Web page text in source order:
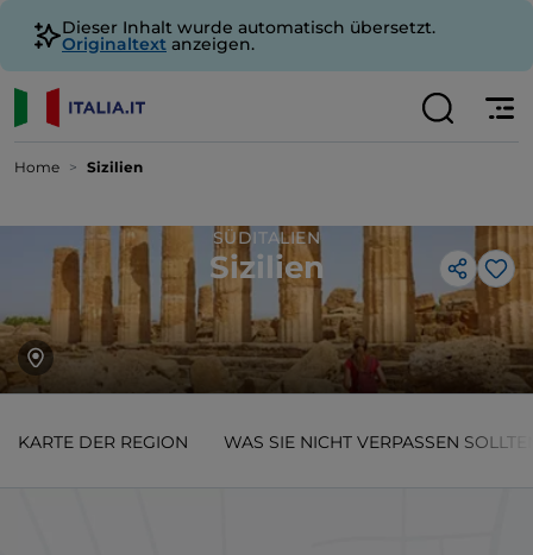
Dieser Inhalt wurde automatisch übersetzt.
Originaltext anzeigen.
Home Sizilien
Like
SÜDITALIEN
Sizilien
KARTE DER REGION WAS SIE NICHT VERPASSEN